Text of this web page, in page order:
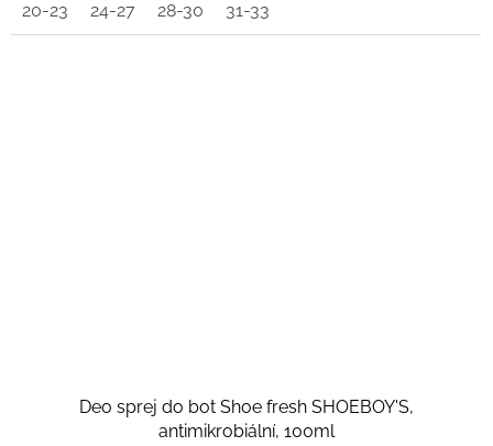
20-23 24-27 28-30 31-33
Deo sprej do bot Shoe fresh SHOEBOY'S,
antimikrobiální, 100ml